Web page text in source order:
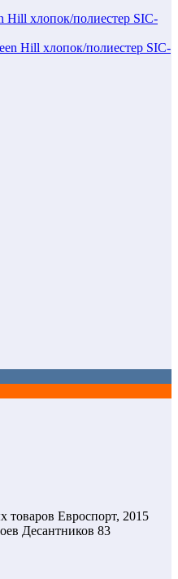
Hill хлопок/полиестер SIC-
товаров Евроспорт, 2015
Десантников 83